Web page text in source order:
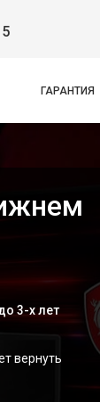
ГАРАНТИЯ
3-х лет
вернуть